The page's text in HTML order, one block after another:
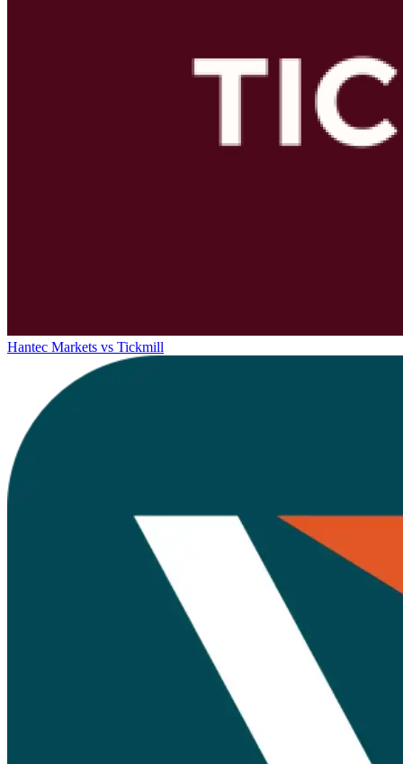
Hantec Markets vs Tickmill